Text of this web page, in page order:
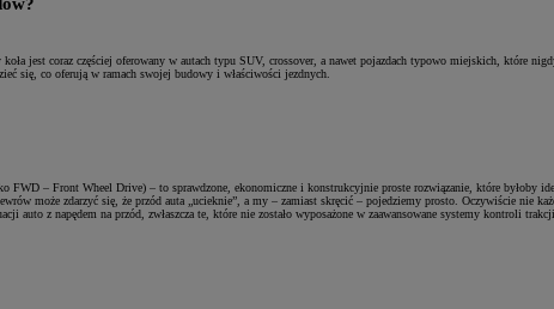
jest coraz częściej oferowany w autach typu SUV, crossover, a nawet pojazdach typowo miejskich, które
się, co oferują w ramach swojej budowy i właściwości jezdnych.
FWD – Front Wheel Drive) – to sprawdzone, ekonomiczne i konstrukcyjnie proste rozwiązanie, które byłoby
może zdarzyć się, że przód auta „ucieknie”, a my – zamiast skręcić – pojedziemy prosto. Oczywiście
auto z napędem na przód, zwłaszcza te, które nie zostało wyposażone w zaawansowane systemy kontroli